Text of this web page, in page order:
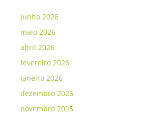
junho 2026
maio 2026
abril 2026
fevereiro 2026
janeiro 2026
dezembro 2025
novembro 2025